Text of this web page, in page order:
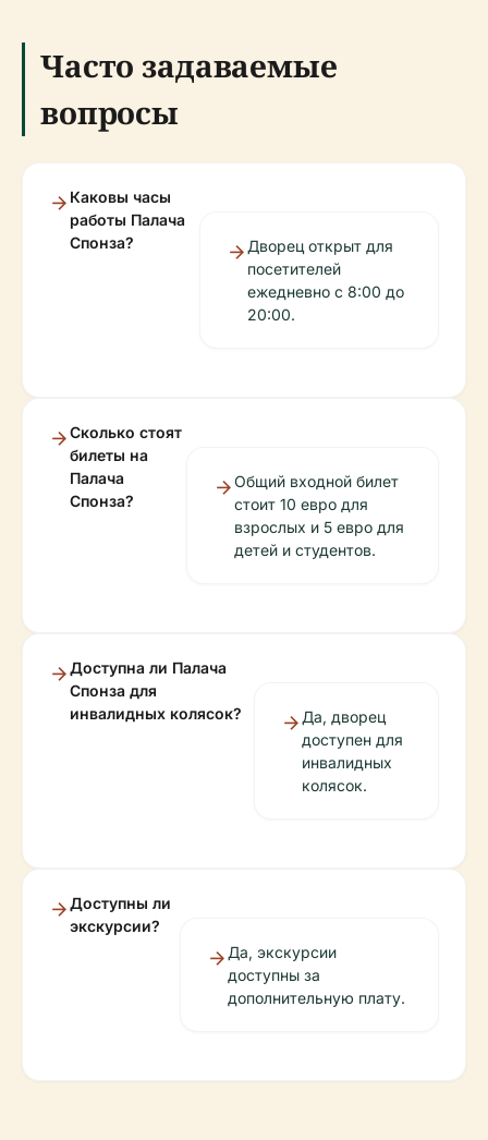
Часто задаваемые
вопросы
Каковы часы
работы Палача
Спонза?
Дворец открыт для
посетителей
ежедневно с 8:00 до
20:00.
Сколько стоят
билеты на
Палача
Спонза?
Общий входной билет
стоит 10 евро для
взрослых и 5 евро для
детей и студентов.
Доступна ли Палача
Спонза для
инвалидных колясок?
Да, дворец
доступен для
инвалидных
колясок.
Доступны ли
экскурсии?
Да, экскурсии
доступны за
дополнительную плату.